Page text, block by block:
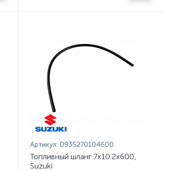
Артикул: 0935270104600
Топливный шланг 7x10.2x600,
Suzuki